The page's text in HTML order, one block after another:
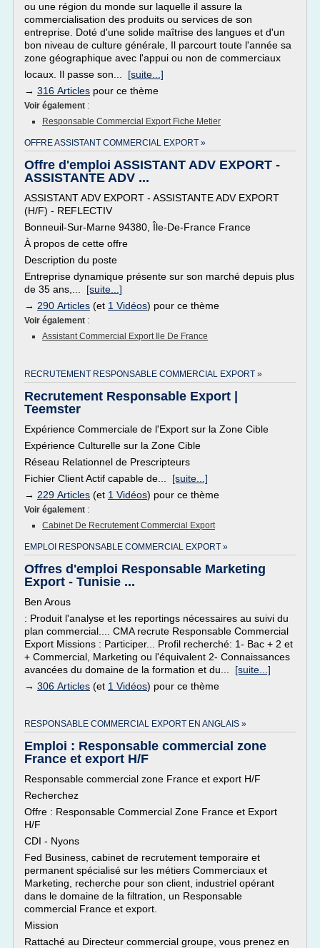
ou une région du monde sur laquelle il assure la
commercialisation des produits ou services de son
entreprise. Doté d'une solide maîtrise des langues et d'un
bon niveau de culture générale, Il parcourt toute l'année sa
zone géographique avec l'appui ou non de commerciaux
locaux. Il passe son... [suite...]
→ 316 Articles pour ce thème
Voir également :
Responsable Commercial Export Fiche Metier
OFFRE ASSISTANT COMMERCIAL EXPORT »
Offre d'emploi ASSISTANT ADV EXPORT -
ASSISTANTE ADV ...
ASSISTANT ADV EXPORT - ASSISTANTE ADV EXPORT
(H/F) - REFLECTIV
Bonneuil-Sur-Marne 94380, Île-De-France France
À propos de cette offre
Description du poste
Entreprise dynamique présente sur son marché depuis plus
de 35 ans,... [suite...]
→ 290 Articles (et 1 Vidéos) pour ce thème
Voir également :
Assistant Commercial Export Ile De France
RECRUTEMENT RESPONSABLE COMMERCIAL EXPORT »
Recrutement Responsable Export |
Teemster
Expérience Commerciale de l'Export sur la Zone Cible
Expérience Culturelle sur la Zone Cible
Réseau Relationnel de Prescripteurs
Fichier Client Actif capable de... [suite...]
→ 229 Articles (et 1 Vidéos) pour ce thème
Voir également :
Cabinet De Recrutement Commercial Export
EMPLOI RESPONSABLE COMMERCIAL EXPORT »
Offres d'emploi Responsable Marketing
Export - Tunisie ...
Ben Arous
: Produit l'analyse et les reportings nécessaires au suivi du
plan commercial.... CMA recrute Responsable Commercial
Export Missions : Participer... Profil recherché: 1- Bac + 2 et
+ Commercial, Marketing ou l'équivalent 2- Connaissances
avancées du domaine de la formation et du... [suite...]
→ 306 Articles (et 1 Vidéos) pour ce thème
RESPONSABLE COMMERCIAL EXPORT EN ANGLAIS »
Emploi : Responsable commercial zone
France et export H/F
Responsable commercial zone France et export H/F
Recherchez
Offre : Responsable Commercial Zone France et Export
H/F
CDI - Nyons
Fed Business, cabinet de recrutement temporaire et
permanent spécialisé sur les métiers Commerciaux et
Marketing, recherche pour son client, industriel opérant
dans le domaine de la filtration, un Responsable
commercial France et export.
Mission
Rattaché au Directeur commercial groupe, vous prenez en